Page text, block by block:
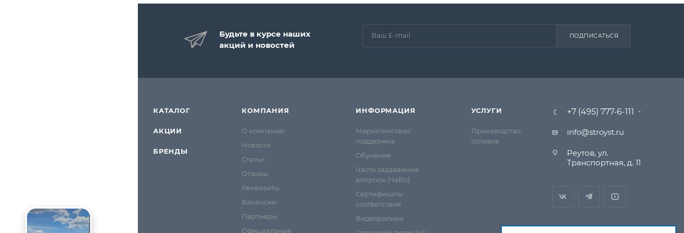
Будьте в курсе наших
акций и новостей
ПОДПИСАТЬСЯ
КАТАЛОГ
АКЦИИ
БРЕНДЫ
КОМПАНИЯ
О компании
Новости
Статьи
Отзывы
Реквизиты
Вакансии
Партнеры
Официальные
ИНФОРМАЦИЯ
Маркетинговая
поддержка
Обучение
Часто задаваемые
вопросы (ЧаВо)
Сертификаты
соответствия
Видеоролики
УСЛУГИ
Производство
отливов
+7 (495) 777-6-111
info@stroyst.ru
Реутов, ул.
Транспортная, д. 11